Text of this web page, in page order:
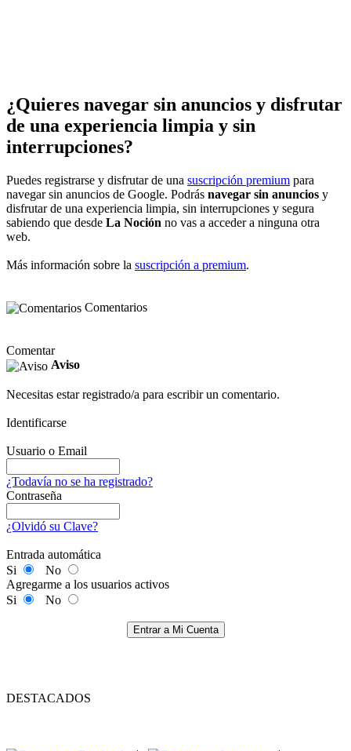
¿Quieres navegar sin anuncios y disfrutar
de una experiencia limpia y sin
interrupciones?
Puedes registrarse y disfrutar de una suscripción premium para
navegar sin anuncios de Google. Podrás navegar sin anuncios y
disfrutar de una experiencia limpia, sin interrupciones y segura
sabiendo que desde La Noción no vas a acceder a ninguna otra
web.
Más información sobre la suscripción a premium.
Comentarios
Comentar
Aviso
Necesitas estar registrado/a para escribir un comentario.
Identificarse
Usuario o Email
¿Todavía no se ha registrado?
Contraseña
¿Olvidó su Clave?
Entrada automática
Si
No
Agregarme a los usuarios activos
Si
No
Entrar a Mi Cuenta
DESTACADOS